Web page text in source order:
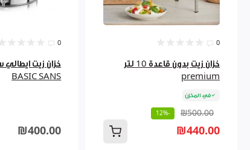
0
خزان زيت بدون قاعدة 10 لتر
premium
في المخزن
₪500.00
-12%
₪440.00
0
BASIC SANS
₪400.00